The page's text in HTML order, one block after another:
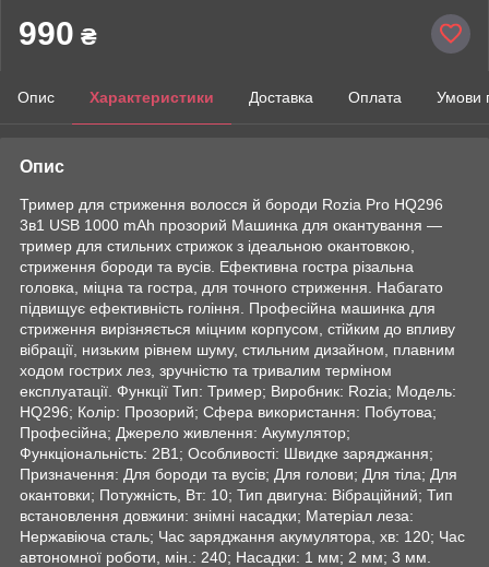
990 ₴
Опис Характеристики Доставка Оплата Умови
Опис
Тример для стриження волосся й бороди Rozia Pro HQ296
3в1 USB 1000 mAh прозорий Машинка для окантування —
тример для стильних стрижок з ідеальною окантовкою,
стриження бороди та вусів. Ефективна гостра різальна
головка, міцна та гостра, для точного стриження. Набагато
підвищує ефективність гоління. Професійна машинка для
стриження вирізняється міцним корпусом, стійким до впливу
вібрації, низьким рівнем шуму, стильним дизайном, плавним
ходом гострих лез, зручністю та тривалим терміном
експлуатації. Функції Тип: Тример; Виробник: Rozia; Модель:
HQ296; Колір: Прозорий; Сфера використання: Побутова;
Професійна; Джерело живлення: Акумулятор;
Функціональність: 2В1; Особливості: Швидке заряджання;
Призначення: Для бороди та вусів; Для голови; Для тіла; Для
окантовки; Потужність, Вт: 10; Тип двигуна: Вібраційний; Тип
встановлення довжини: знімні насадки; Матеріал леза:
Нержавіюча сталь; Час заряджання акумулятора, хв: 120; Час
автономної роботи, мін.: 240; Насадки: 1 мм; 2 мм; 3 мм.